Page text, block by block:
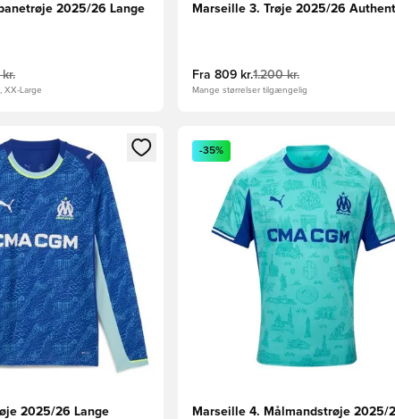
2025/26 Lange
XX-Large
Marseille 3. Trøje 2025/26
Fra 809 kr.1.200 kr.
Mange størrelser tilgængelig
til at logge ind eller tilmelde dig som medlem
2025/26 Lange
Åbner en Modal til at logge ind
-35%
Marseille 4. Målmandstrøje 2025/